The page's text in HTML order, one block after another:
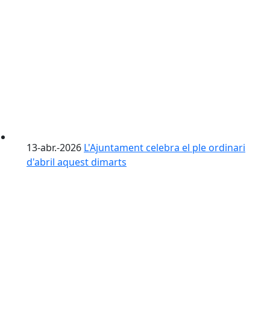
13-abr.-2026 L'Ajuntament celebra el ple ordinari
d'abril aquest dimarts